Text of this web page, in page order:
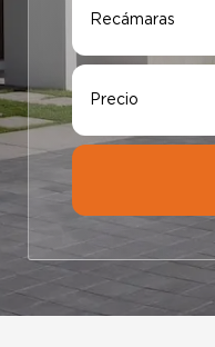
Recámaras
Precio